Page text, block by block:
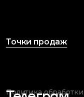
Точки продаж
Политика